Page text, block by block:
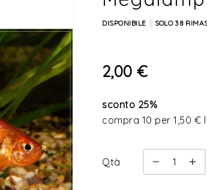
DISPONIBILE SOLO 38
2,00 €
sconto 25%
compra 10 per 1,50 €
Qtà